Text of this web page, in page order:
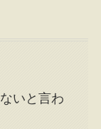
いと言わ